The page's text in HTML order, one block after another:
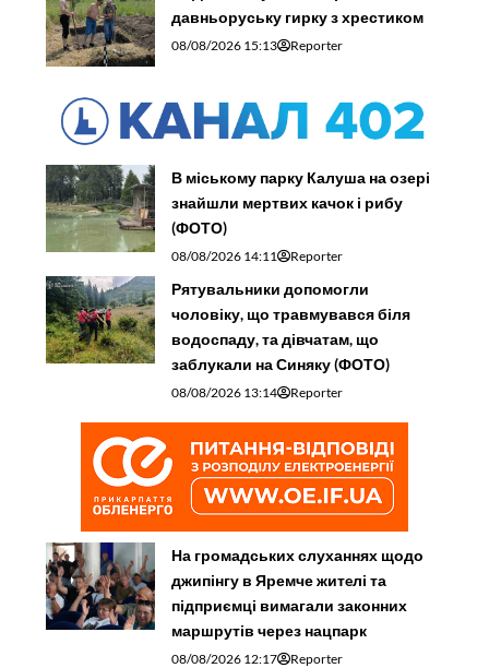
давньоруську гирку з хрестиком
08/08/2026 15:13 Reporter
В міському парку Калуша на озері
знайшли мертвих качок і рибу
(ФОТО)
08/08/2026 14:11 Reporter
Рятувальники допомогли
чоловіку, що травмувався біля
водоспаду, та дівчатам, що
заблукали на Синяку (ФОТО)
08/08/2026 13:14 Reporter
На громадських слуханнях щодо
джипінгу в Яремче житeлі та
підприємці вимагали законних
маршрутів через нацпарк
08/08/2026 12:17 Reporter